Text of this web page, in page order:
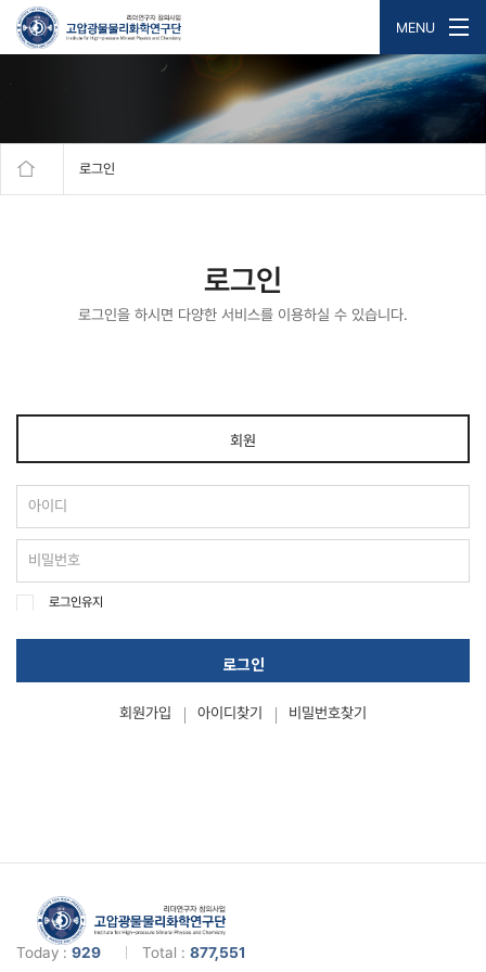
MENU
로그인
로그인
로그인을 하시면 다양한 서비스를 이용하실 수 있습니다.
회원
로그인유지
로그인
회원가입 아이디찾기 비밀번호찾기
Today : 929 Total : 877,551